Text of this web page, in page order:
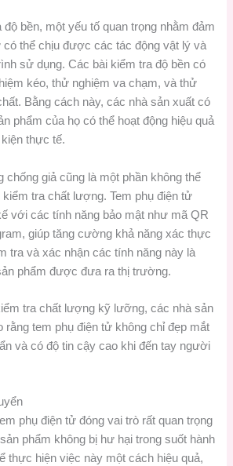
độ bền, một yếu tố quan trọng nhằm đảm
có thể chịu được các tác động vật lý và
sử dụng. Các bài kiểm tra độ bền có
kéo, thử nghiệm va chạm, và thử
Bằng cách này, các nhà sản xuất có
phẩm của họ có thể hoạt động hiệu quả
thực tế.
chống giả cũng là một phần không thể
kiểm tra chất lượng. Tem phụ điện tử
với các tính năng bảo mật như mã QR
giúp tăng cường khả năng xác thực
tra và xác nhận các tính năng này là
phẩm được đưa ra thị trường.
tra chất lượng kỹ lưỡng, các nhà sản
rằng tem phụ điện tử không chỉ đẹp mắt
và có độ tin cậy cao khi đến tay người
phụ điện tử đóng vai trò rất quan trọng
phẩm không bị hư hại trong suốt hành
thực hiện việc này một cách hiệu quả,